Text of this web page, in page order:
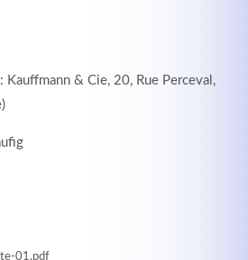
Kauffmann & Cie, 20, Rue Perceval,
01.pdf
& Simple
amet, consectetuer adipiscing